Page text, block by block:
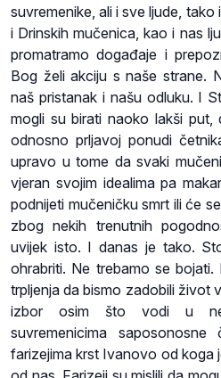
suvremenike, ali i sve ljude,
i Drinskih mučenica, kao i nas
promatramo događaje i
Bog želi akciju s naše strane.
naš pristanak i našu odluku. I
mogli su birati naoko lakši put,
odnosno prljavoj ponudi
upravo u tome da svaki
vjeran svojim idealima pa
podnijeti mučeničku smrt ili će
zbog nekih trenutnih
uvijek isto. I danas je tako.
ohrabriti. Ne trebamo se
trpljenja da bismo zadobili život
izbor osim što vodi u
suvremenicima
farizejima krst Ivanovo od koga